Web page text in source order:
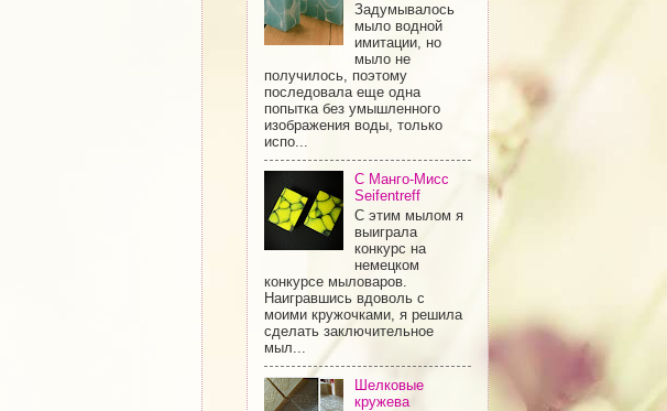
Задумывалось
мыло водной
имитации, но
мыло не
получилось, поэтому
последовала еще одна
попытка без умышленного
изображения воды, только
испо...
С Манго-Мисс
Seifentreff
С этим мылом я
выиграла
конкурс на
немецком
конкурсе мыловаров.
Наигравшись вдоволь с
моими кружочками, я решила
сделать заключительное
мыл...
Шелковые
кружева